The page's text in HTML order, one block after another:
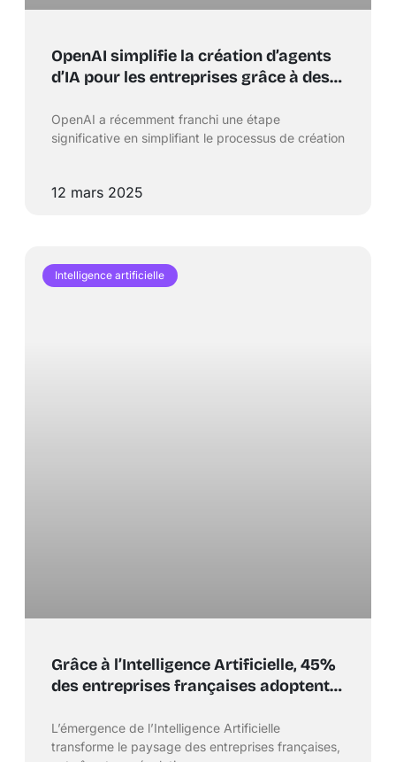
OpenAI simplifie la création d’agents
d’IA pour les entreprises grâce à des
OpenAI a récemment franchi une étape
significative en simplifiant le processus de création
12 mars 2025
Intelligence artificielle
Grâce à l’Intelligence Artificielle, 45%
des entreprises françaises adoptent
L’émergence de l’Intelligence Artificielle
transforme le paysage des entreprises françaises,